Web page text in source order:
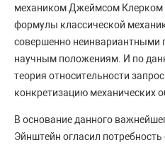
механиком Джеймсом Клерком
формулы классической
совершенно
научным положениям. И по
теория относительности
конкретизацию механических
В основание данного
Эйнштейн огласил